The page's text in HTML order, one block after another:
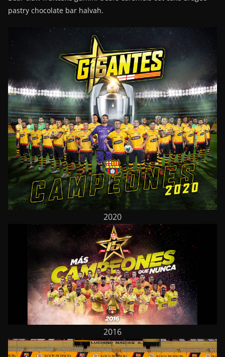
pastry chocolate bar halvah.
2020
2016